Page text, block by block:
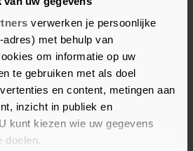
verwerken je persoonlijke
met behulp van
om informatie op uw
te gebruiken met als doel
en content, metingen aan
inzicht in publiek en
kunt kiezen wie uw gegevens
doelen.
dat in noodsituaties
zijn met het
of milde klachten
worden in de zorg voor
mag wel alleen op
afgesproken met de